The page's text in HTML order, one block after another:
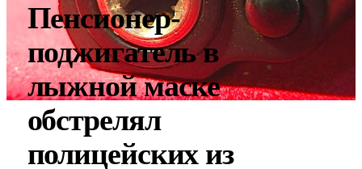
Пенсионер-
поджигатель в
лыжной маске
обстрелял
полицейских из